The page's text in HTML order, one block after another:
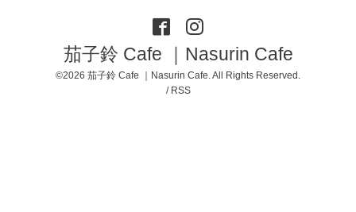
茄子鈴 Cafe ｜Nasurin Cafe
©2026 茄子鈴 Cafe ｜Nasurin Cafe. All Rights Reserved.
/ RSS